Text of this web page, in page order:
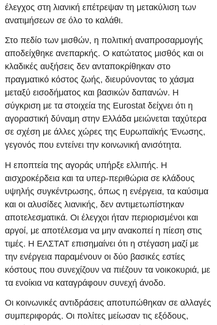
έλεγχος στη λιανική επέτρεψαν τη μετακύλιση των
ανατιμήσεων σε όλο το καλάθι.
Στο πεδίο των μισθών, η πολιτική αναπροσαρμογής
αποδείχθηκε ανεπαρκής. Ο κατώτατος μισθός και οι
κλαδικές αυξήσεις δεν ανταποκρίθηκαν στο
πραγματικό κόστος ζωής, διευρύνοντας το χάσμα
μεταξύ εισοδήματος και βασικών δαπανών. Η
σύγκριση με τα στοιχεία της Eurostat δείχνει ότι η
αγοραστική δύναμη στην Ελλάδα μειώνεται ταχύτερα
σε σχέση με άλλες χώρες της Ευρωπαϊκής Ένωσης,
γεγονός που εντείνει την κοινωνική ανισότητα.
Η εποπτεία της αγοράς υπήρξε ελλιπής. Η
αισχροκέρδεια και τα υπερ-περιθώρια σε κλάδους
υψηλής συγκέντρωσης, όπως η ενέργεια, τα καύσιμα
και οι αλυσίδες λιανικής, δεν αντιμετωπίστηκαν
αποτελεσματικά. Οι έλεγχοι ήταν περιορισμένοι και
αργοί, με αποτέλεσμα να μην ανακοπεί η πίεση στις
τιμές. Η ΕΛΣΤΑΤ επισημαίνει ότι η στέγαση μαζί με
την ενέργεια παραμένουν οι δύο βασικές εστίες
κόστους που συνεχίζουν να πιέζουν τα νοικοκυριά, με
τα ενοίκια να καταγράφουν συνεχή άνοδο.
Οι κοινωνικές αντιδράσεις αποτυπώθηκαν σε αλλαγές
συμπεριφοράς. Οι πολίτες μείωσαν τις εξόδους,